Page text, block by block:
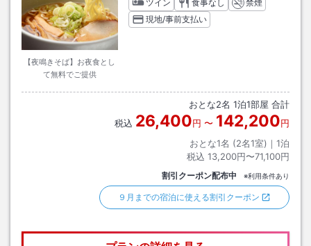
【夜鳴きそば】お夜食とし
て無料でご提供
ツイン
食事なし
禁煙
現地/事前支払い
おとな2名 1泊1部屋 合計
税込 26,400円 〜 142,200円
おとな1名 (2名1室)｜ 1泊
税込 13,200円〜71,100円
割引クーポン配布中 ※利用条件あり
９月までの宿泊に使える割引クーポン